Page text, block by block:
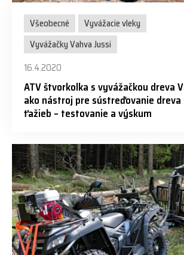
Všeobecné
Vyvážacie vleky
Vyvážačky Vahva Jussi
16.4.2020
ATV štvorkolka s vyvážačkou dreva
ako nástroj pre sústreďovanie dreva
ťažieb – testovanie a výskum